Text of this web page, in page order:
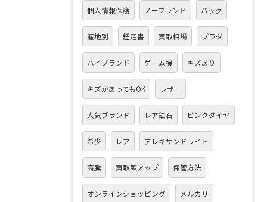
個人情報保護 ノーブランド バッグ
産地別 鑑定書 買取相場 プラダ
ハイブランド ゲーム機 キズあり
キズがあってもOK レザー
人気ブランド レア鉱石 ピンクダイヤ
希少 レア アレキサンドライト
高騰 買取額アップ 保管方法
オンラインショッピング メルカリ